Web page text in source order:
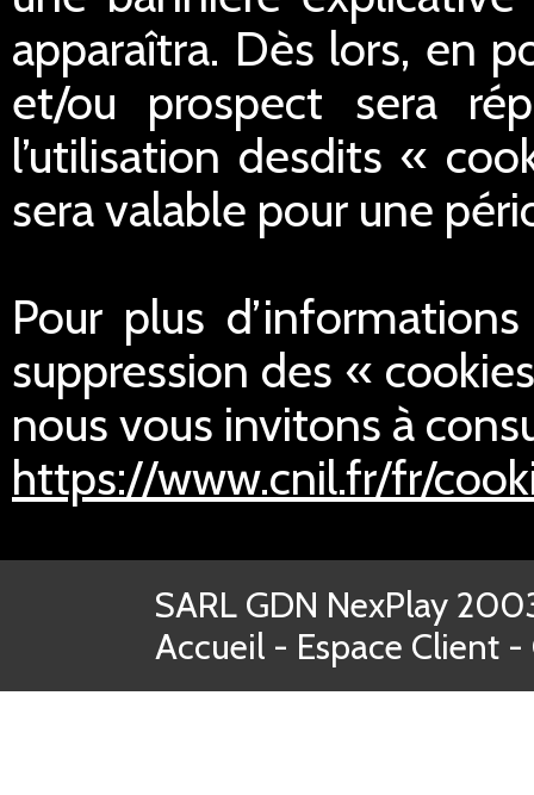
apparaîtra. Dès lors, en
et/ou prospect sera
l’utilisation desdits «
sera valable pour une
Pour plus
suppression des «
nous vous invitons à
https://www.cnil.fr/fr/
SARL GDN NexPlay
Accueil - Espace Client -